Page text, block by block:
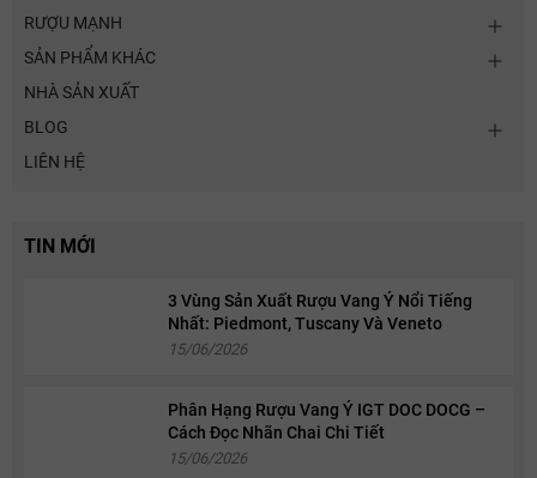
RƯỢU MẠNH
SẢN PHẨM KHÁC
NHÀ SẢN XUẤT
BLOG
LIÊN HỆ
TIN MỚI
3 Vùng Sản Xuất Rượu Vang Ý Nổi Tiếng
Nhất: Piedmont, Tuscany Và Veneto
15/06/2026
Phân Hạng Rượu Vang Ý IGT DOC DOCG –
Cách Đọc Nhãn Chai Chi Tiết
15/06/2026